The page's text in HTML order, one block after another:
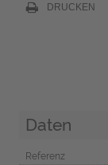
DRUCKEN
Daten
Referenz